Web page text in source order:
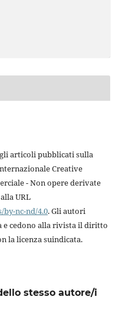
articoli pubblicati sulla
Creative
- Non opere derivate
URL
nc-nd/4.0. Gli autori
cedono alla rivista il diritto
la licenza suindicata.
stesso autore/i